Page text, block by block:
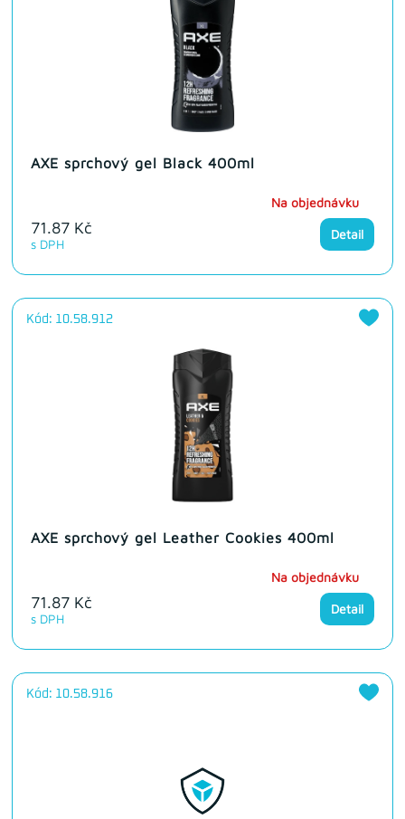
AXE sprchový gel Black 400ml
71.87 Kč
s DPH
Na objednávku
Detail
Kód: 10.58.912
AXE sprchový gel Leather Cookies 400ml
71.87 Kč
s DPH
Na objednávku
Detail
Kód: 10.58.916